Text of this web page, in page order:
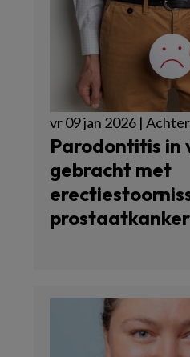
vr 09 jan 2026 |
Parodontitis in
gebracht met
prostaatkanker